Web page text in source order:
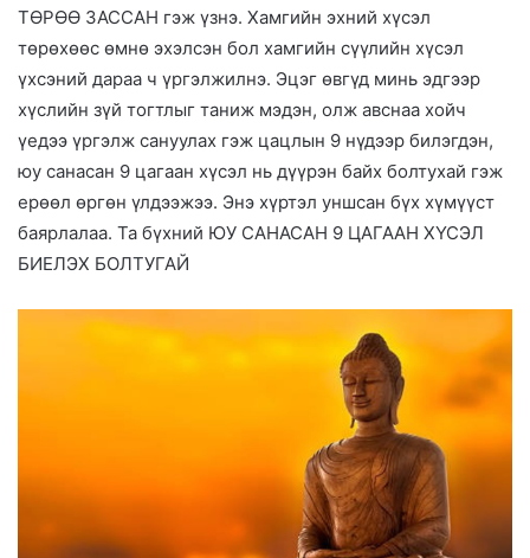
ТӨРӨӨ ЗАССАН гэж үзнэ. Хамгийн эхний хүсэл
төрөхөөс өмнө эхэлсэн бол хамгийн сүүлийн хүсэл
үхсэний дараа ч үргэлжилнэ. Эцэг өвгүд минь эдгээр
хүслийн зүй тогтлыг таниж мэдэн, олж авснаа хойч
үедээ үргэлж сануулах гэж цацлын 9 нүдээр билэгдэн,
юу санасан 9 цагаан хүсэл нь дүүрэн байх болтухай гэж
ерөөл өргөн үлдээжээ. Энэ хүртэл уншсан бүх хүмүүст
баярлалаа. Та бүхний ЮУ САНАСАН 9 ЦАГААН ХҮСЭЛ
БИЕЛЭХ БОЛТУГАЙ